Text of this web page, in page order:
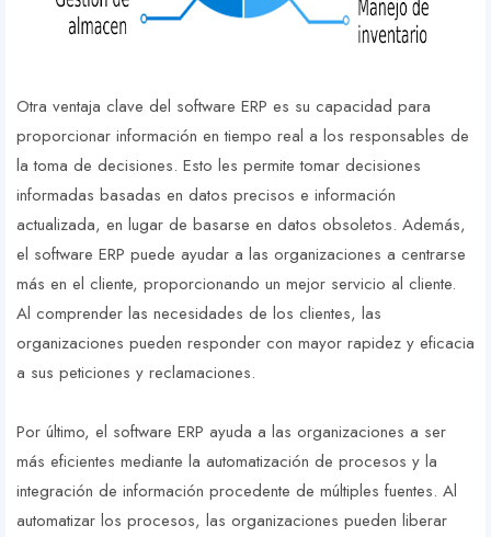
Otra ventaja clave del software ERP es su capacidad para
proporcionar información en tiempo real a los responsables de
la toma de decisiones. Esto les permite tomar decisiones
informadas basadas en datos precisos e información
actualizada, en lugar de basarse en datos obsoletos. Además,
el software ERP puede ayudar a las organizaciones a centrarse
más en el cliente, proporcionando un mejor servicio al cliente.
Al comprender las necesidades de los clientes, las
organizaciones pueden responder con mayor rapidez y eficacia
a sus peticiones y reclamaciones.
Por último, el software ERP ayuda a las organizaciones a ser
más eficientes mediante la automatización de procesos y la
integración de información procedente de múltiples fuentes. Al
automatizar los procesos, las organizaciones pueden liberar